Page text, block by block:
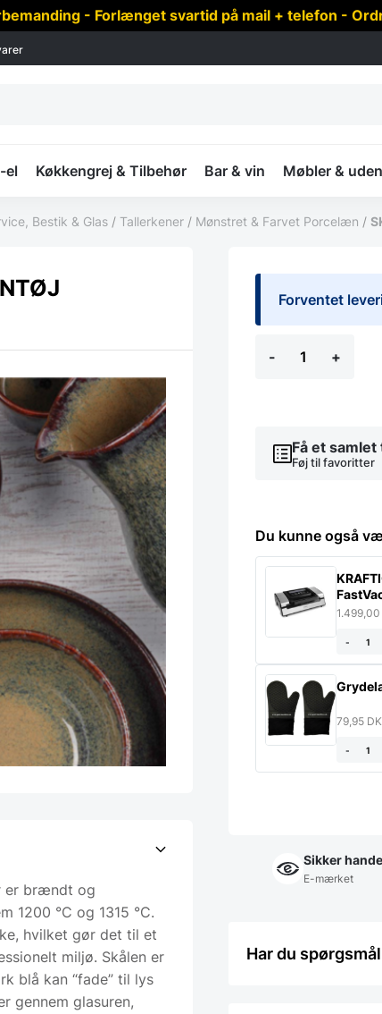
- Forlænget svartid på mail + telefon -
el Køkkengrej & Tilbehør Bar & vin Møbler &
Bestik & Glas / Tallerkener / Mønstret & Farvet Porcelæn /
er brændt og
1200 °C og 1315 °C.
hvilket gør det til et
miljø. Skålen er
blå kan “fade” til lys
gennem glasuren,
Forventet
- +
Få et samlet
Føj til favoritter
Du kunne også
1.499,00
-
79,95
-
Sikker
E-mærket
Har du